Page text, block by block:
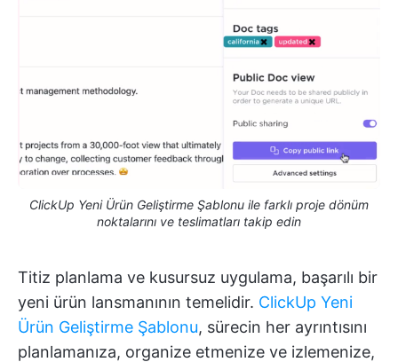
ClickUp Yeni Ürün Geliştirme Şablonu ile farklı proje dönüm
noktalarını ve teslimatları takip edin
Titiz planlama ve kusursuz uygulama, başarılı bir
yeni ürün lansmanının temelidir. ClickUp Yeni
Ürün Geliştirme Şablonu, sürecin her ayrıntısını
planlamanıza, organize etmenize ve izlemenize,